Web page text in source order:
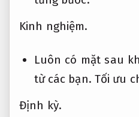
Kinh nghiệm.
Luôn có mặt sau
từ các bạn. Tối ưu
Định kỳ.